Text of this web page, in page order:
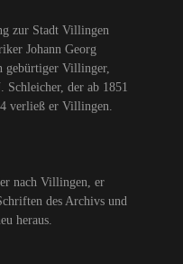
zur Stadt Villingen
Johann Georg
gebürtiger Villinger,
Schleicher, der ab 1851
verließ er Villingen.
nach Villingen, er
des Archivs und
heraus.